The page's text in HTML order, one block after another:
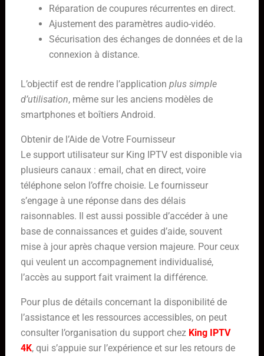
Réparation de coupures récurrentes en direct.
Ajustement des paramètres audio-vidéo.
Sécurisation des échanges de données et de la
connexion à distance.
L’objectif est de rendre l’application plus simple
d’utilisation, même sur les anciens modèles de
smartphones et boîtiers Android.
Obtenir de l’Aide de Votre Fournisseur
Le support utilisateur sur King IPTV est disponible via
plusieurs canaux : email, chat en direct, voire
téléphone selon l’offre choisie. Le fournisseur
s’engage à une réponse dans des délais
raisonnables. Il est aussi possible d’accéder à une
base de connaissances et guides d’aide, souvent
mise à jour après chaque version majeure. Pour ceux
qui veulent un accompagnement individualisé,
l’accès au support fait vraiment la différence.
Pour plus de détails concernant la disponibilité de
l’assistance et les ressources accessibles, on peut
consulter l’organisation du support chez King IPTV
4K, qui s’appuie sur l’expérience et sur les retours de